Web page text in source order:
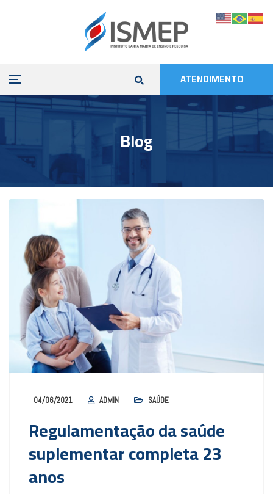
ATENDIMENTO
Blog
04/06/2021 ADMIN SAÚDE
Regulamentação da saúde
suplementar completa 23
anos